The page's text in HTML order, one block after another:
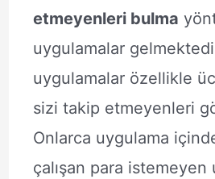
etmeyenleri bulma
uygulamalar
uygulamalar özellikle
sizi takip etmeyenleri
Onlarca uygulama
çalışan para istemeyen